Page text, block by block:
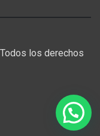
los derechos